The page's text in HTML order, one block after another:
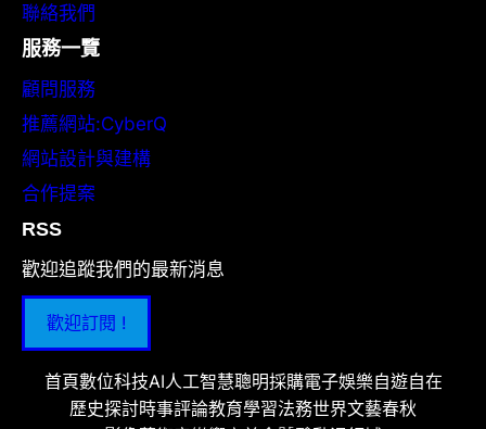
聯絡我們
服務一覽
顧問服務
推薦網站:CyberQ
網站設計與建構
合作提案
RSS
歡迎追蹤我們的最新消息
歡迎訂閱 !
首頁數位科技AI人工智慧聰明採購電子娛樂自遊自在
歷史探討時事評論教育學習法務世界文藝春秋